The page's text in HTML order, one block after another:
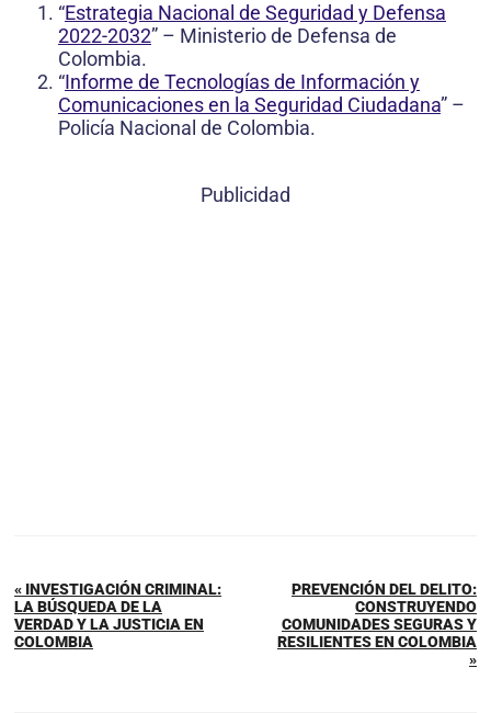
“Estrategia Nacional de Seguridad y Defensa
2022-2032” – Ministerio de Defensa de
Colombia.
“Informe de Tecnologías de Información y
Comunicaciones en la Seguridad Ciudadana” –
Policía Nacional de Colombia.
Publicidad
« INVESTIGACIÓN CRIMINAL:
LA BÚSQUEDA DE LA
VERDAD Y LA JUSTICIA EN
COLOMBIA
PREVENCIÓN DEL DELITO:
CONSTRUYENDO
COMUNIDADES SEGURAS Y
RESILIENTES EN COLOMBIA
»